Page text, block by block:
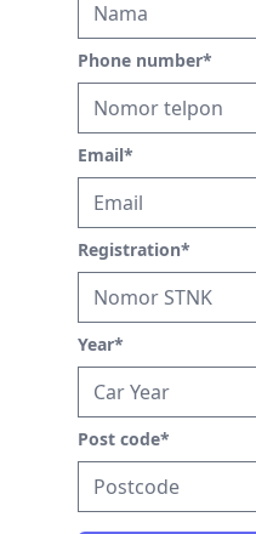
Phone number*
Email*
Registration*
Year*
Post code*